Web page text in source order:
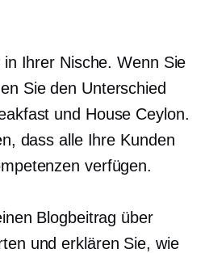
Ihrer Nische. Wenn Sie
Sie den Unterschied
und House Ceylon.
dass alle Ihre Kunden
verfügen.
Blogbeitrag über
und erklären Sie, wie